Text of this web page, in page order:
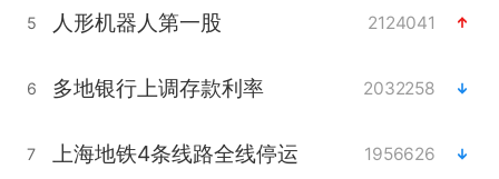
5 人形机器人第一股 2124041
6 多地银行上调存款利率 2032258
7 上海地铁4条线路全线停运 1956626